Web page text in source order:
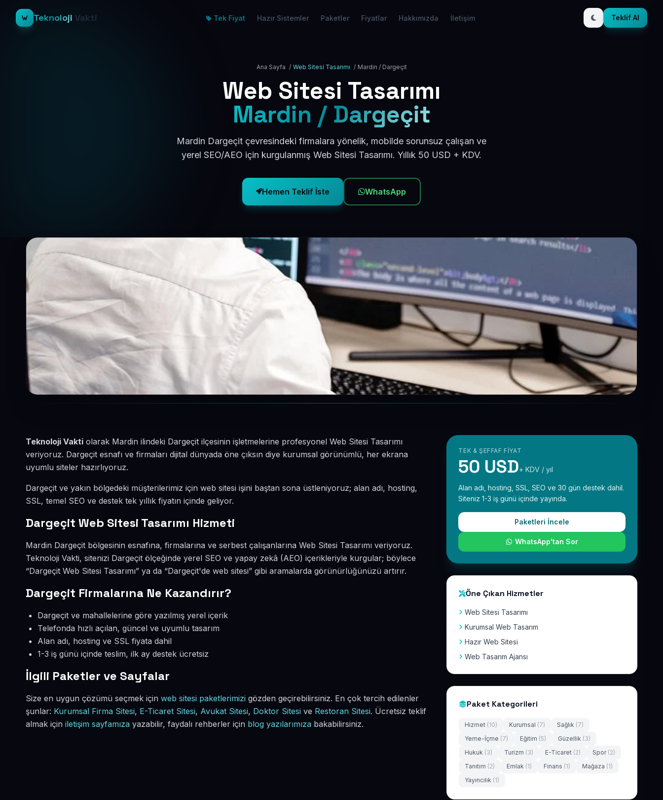
Teknoloji Vakti Tek Fiyat Hazır Sistemler Paketler Fiyatlar Hakkımızda İletişim Teklif Al
Ana Sayfa / Web Sitesi Tasarımı / Mardin / Dargeçit
Web Sitesi Tasarımı
Mardin / Dargeçit
Mardin Dargeçit çevresindeki firmalara yönelik, mobilde sorunsuz çalışan ve
yerel SEO/AEO için kurgulanmış Web Sitesi Tasarımı. Yıllık 50 USD + KDV.
Hemen Teklif İste WhatsApp
Teknoloji Vakti olarak Mardin ilindeki Dargeçit ilçesinin işletmelerine profesyonel Web Sitesi Tasarımı
veriyoruz. Dargeçit esnafı ve firmaları dijital dünyada öne çıksın diye kurumsal görünümlü, her ekrana
uyumlu siteler hazırlıyoruz.
Dargeçit ve yakın bölgedeki müşterilerimiz için web sitesi işini baştan sona üstleniyoruz; alan adı, hosting,
SSL, temel SEO ve destek tek yıllık fiyatın içinde geliyor.
Dargeçit Web Sitesi Tasarımı Hizmeti
Mardin Dargeçit bölgesinin esnafına, firmalarına ve serbest çalışanlarına Web Sitesi Tasarımı veriyoruz.
Teknoloji Vakti, sitenizi Dargeçit ölçeğinde yerel SEO ve yapay zekâ (AEO) içerikleriyle kurgular; böylece
“Dargeçit Web Sitesi Tasarımı” ya da “Dargeçit'de web sitesi” gibi aramalarda görünürlüğünüzü artırır.
Dargeçit Firmalarına Ne Kazandırır?
Dargeçit ve mahallelerine göre yazılmış yerel içerik
Telefonda hızlı açılan, güncel ve uyumlu tasarım
Alan adı, hosting ve SSL fiyata dahil
1-3 iş günü içinde teslim, ilk ay destek ücretsiz
İlgili Paketler ve Sayfalar
Size en uygun çözümü seçmek için web sitesi paketlerimizi gözden geçirebilirsiniz. En çok tercih edilenler
şunlar: Kurumsal Firma Sitesi, E-Ticaret Sitesi, Avukat Sitesi, Doktor Sitesi ve Restoran Sitesi. Ücretsiz teklif
almak için iletişim sayfamıza yazabilir, faydalı rehberler için blog yazılarımıza bakabilirsiniz.
TEK & ŞEFFAF FIYAT
50 USD+ KDV / yıl
Alan adı, hosting, SSL, SEO ve 30 gün destek dahil.
Siteniz 1-3 iş günü içinde yayında.
Paketleri İncele
WhatsApp'tan Sor
Öne Çıkan Hizmetler
Web Sitesi Tasarımı
Kurumsal Web Tasarım
Hazır Web Sitesi
Web Tasarım Ajansı
Paket Kategorileri
Hizmet (10) Kurumsal (7) Sağlık (7)
Yeme-İçme (7) Eğitim (5) Güzellik (3)
Hukuk (3) Turizm (3) E-Ticaret (2) Spor (2)
Tanıtım (2) Emlak (1) Finans (1) Mağaza (1)
Yayıncılık (1)